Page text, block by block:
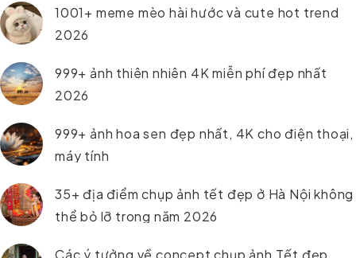
1001+ meme mèo hài hước và cute hot trend
2026
999+ ảnh thiên nhiên 4K miễn phí đẹp nhất
2026
999+ ảnh hoa sen đẹp nhất, 4K cho điện thoại,
máy tính
35+ địa điểm chụp ảnh tết đẹp ở Hà Nội không
thể bỏ lỡ trong năm 2026